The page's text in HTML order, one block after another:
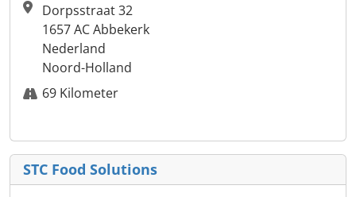
Dorpsstraat 32
1657 AC Abbekerk
Nederland
Noord-Holland
69 Kilometer
STC Food Solutions